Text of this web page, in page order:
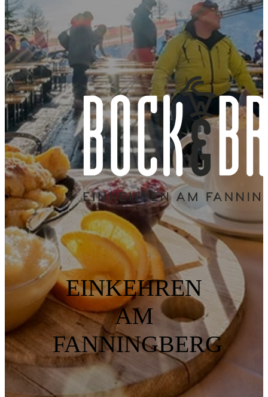
15 Lifestyle-
Chalets
12 Panorama-
Appartements
Restaurant und
Laden direkt am
Übungslift
EINKEHREN
AM
FANNINGBERG